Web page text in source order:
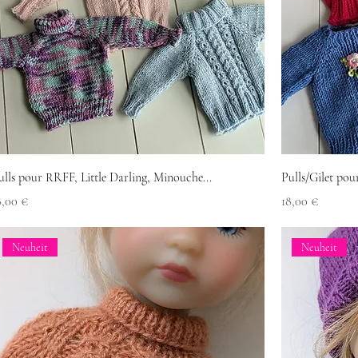
pour RRFF, Little Darling, Minouche...
€
Pulls/Gilet
Preis
18,00 €
Neuheit Neuheit